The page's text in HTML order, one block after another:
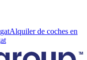
Alquiler de coches en